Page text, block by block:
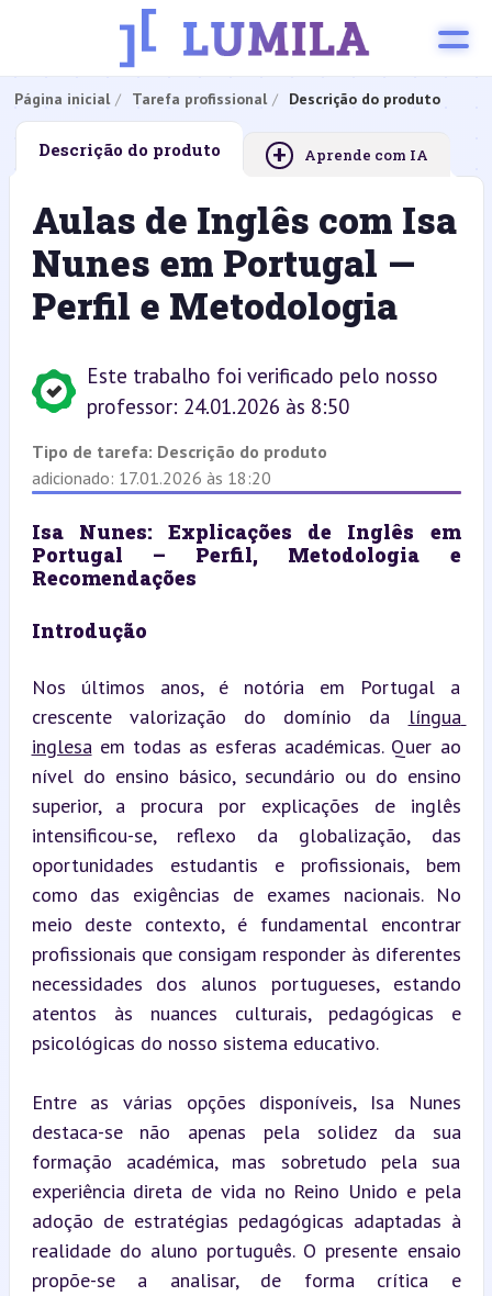
Página inicial Tarefa profissional Descrição do produto
Descrição do produto + Aprende com IA
Aulas de Inglês com Isa
Nunes em Portugal —
Perfil e Metodologia
Este trabalho foi verificado pelo nosso
professor: 24.01.2026 às 8:50
Tipo de tarefa: Descrição do produto
adicionado: 17.01.2026 às 18:20
Isa Nunes: Explicações de Inglês em
Portugal – Perfil, Metodologia e
Recomendações
Introdução
Nos últimos anos, é notória em Portugal a
crescente valorização do domínio da
língua
inglesa em todas as esferas académicas. Quer ao
nível do ensino básico, secundário ou do ensino
superior, a procura por explicações de inglês
intensificou-se, reflexo da globalização, das
oportunidades estudantis e profissionais, bem
como das exigências de exames nacionais. No
meio deste contexto, é fundamental encontrar
profissionais que consigam responder às diferentes
necessidades dos alunos portugueses, estando
atentos às nuances culturais, pedagógicas e
psicológicas do nosso sistema educativo.
Entre as várias opções disponíveis, Isa Nunes
destaca-se não apenas pela solidez da sua
formação académica, mas sobretudo pela sua
experiência direta de vida no Reino Unido e pela
adoção de estratégias pedagógicas adaptadas à
realidade do aluno português. O presente ensaio
propõe-se a analisar, de forma crítica e